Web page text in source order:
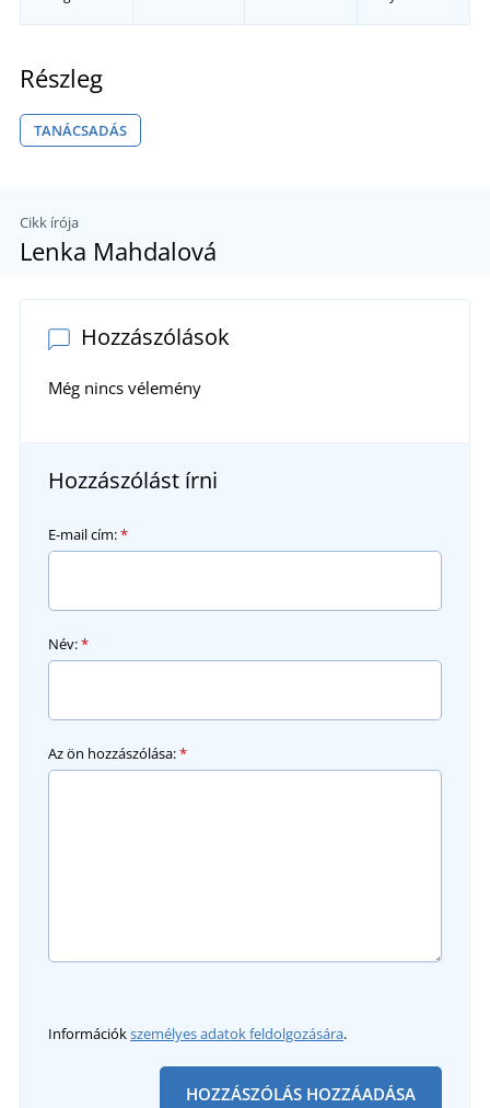
Részleg
TANÁCSADÁS
Cikk írója
Lenka Mahdalová
Hozzászólások
Még nincs vélemény
Hozzászólást írni
E-mail cím:*
Név:*
Az ön hozzászólása:*
Információkszemélyes adatok feldolgozására.
HOZZÁSZÓLÁS HOZZÁADÁSA